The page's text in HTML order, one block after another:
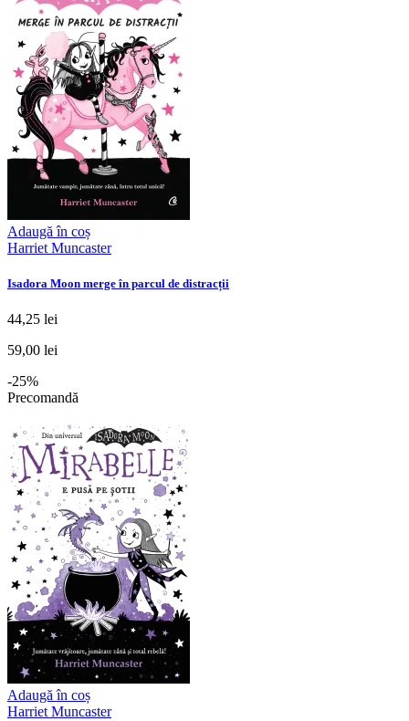
Adaugă în coș
Harriet Muncaster
Isadora Moon merge în parcul de distracții
44,25 lei
59,00 lei
-25%
Precomandă
Adaugă în coș
Harriet Muncaster